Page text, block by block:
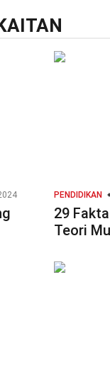
PENDIDIKAN
29
Teori